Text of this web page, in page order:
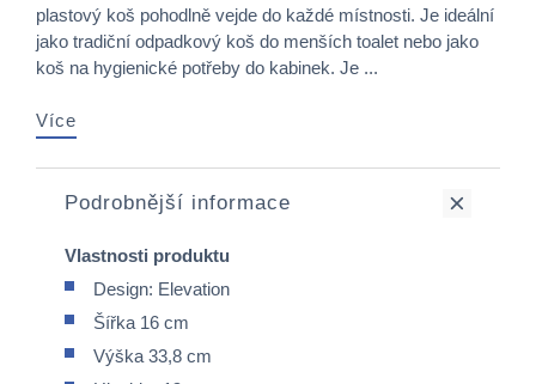
plastový koš pohodlně vejde do každé místnosti. Je ideální
jako tradiční odpadkový koš do menších toalet nebo jako
koš na hygienické potřeby do kabinek. Je ...
Více
Podrobnější informace
Vlastnosti produktu
Design: Elevation
Šířka 16 cm
Výška 33,8 cm